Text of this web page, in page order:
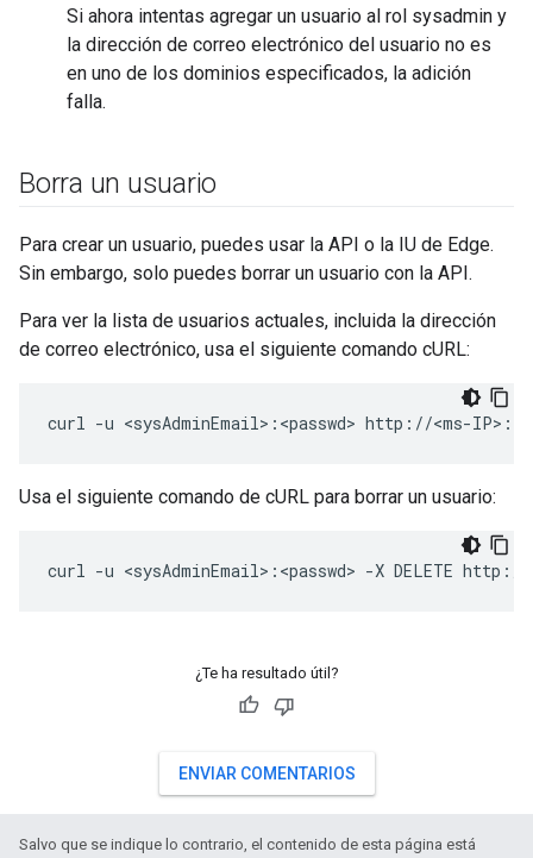
Si ahora intentas agregar un usuario al rol sysadmin y
la dirección de correo electrónico del usuario no es
en uno de los dominios especificados, la adición
falla.
Borra un usuario
Para crear un usuario, puedes usar la API o la IU de Edge.
Sin embargo, solo puedes borrar un usuario con la API.
Para ver la lista de usuarios actuales, incluida la dirección
de correo electrónico, usa el siguiente comando cURL:
curl -u <sysAdminEmail>:<passwd> http://<ms-
Usa el siguiente comando de cURL para borrar un usuario:
curl -u <sysAdminEmail>:<passwd> -X DELETE
¿Te ha resultado útil?
ENVIAR COMENTARIOS
Salvo que se indique lo contrario, el contenido de esta página está